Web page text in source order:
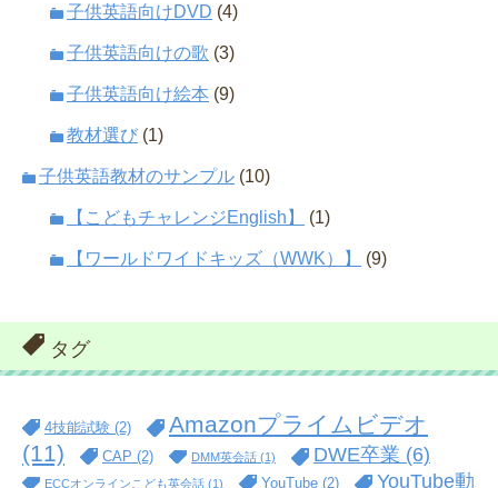
子供英語向けDVD (4)
子供英語向けの歌 (3)
子供英語向け絵本 (9)
教材選び (1)
子供英語教材のサンプル (10)
【こどもチャレンジEnglish】 (1)
【ワールドワイドキッズ（WWK）】 (9)
タグ
4技能試験 (2)
Amazonプライムビデオ
(11)
CAP (2) DMM英会話 (1) DWE卒業 (6)
ECCオンラインこども英会話 (1) YouTube (2)
YouTube動